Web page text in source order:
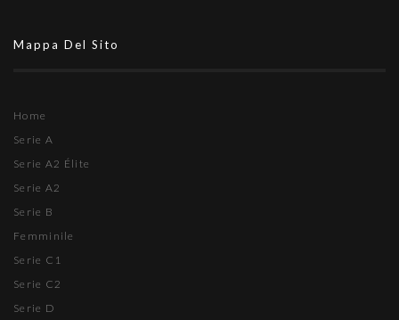
Mappa Del Sito
Home
Serie A
Serie A2 Élite
Serie A2
Serie B
Femminile
Serie C1
Serie C2
Serie D